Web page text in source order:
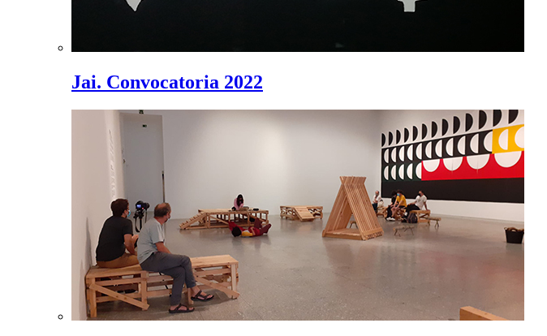
Jai. Convocatoria 2022